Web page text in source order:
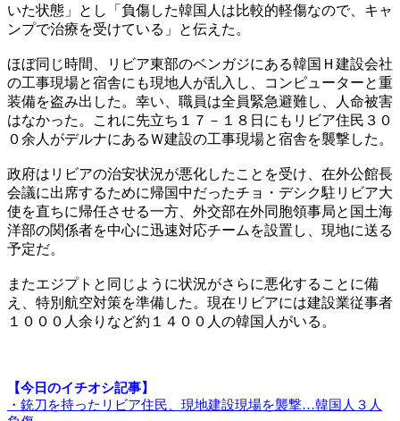
いた状態」とし「負傷した韓国人は比較的軽傷なので、キャ
ンプで治療を受けている」と伝えた。
ほぼ同じ時間、リビア東部のベンガジにある韓国Ｈ建設会社
の工事現場と宿舎にも現地人が乱入し、コンピューターと重
装備を盗み出した。幸い、職員は全員緊急避難し、人命被害
はなかった。これに先立ち１７－１８日にもリビア住民３０
０余人がデルナにあるＷ建設の工事現場と宿舎を襲撃した。
政府はリビアの治安状況が悪化したことを受け、在外公館長
会議に出席するために帰国中だったチョ・デシク駐リビア大
使を直ちに帰任させる一方、外交部在外同胞領事局と国土海
洋部の関係者を中心に迅速対応チームを設置し、現地に送る
予定だ。
またエジプトと同じように状況がさらに悪化することに備
え、特別航空対策を準備した。現在リビアには建設業従事者
１０００人余りなど約１４００人の韓国人がいる。
【今日のイチオシ記事】
・銃刀を持ったリビア住民、現地建設現場を襲撃…韓国人３人